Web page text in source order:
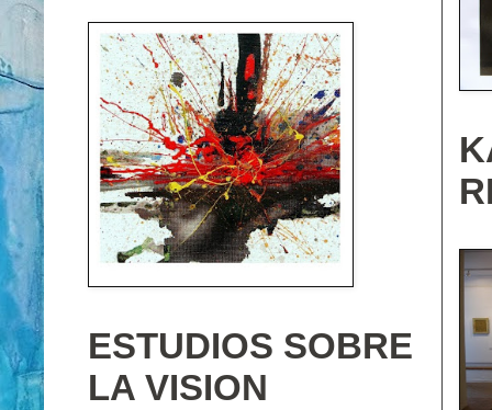
ESTUDIOS SOBRE
LA VISION